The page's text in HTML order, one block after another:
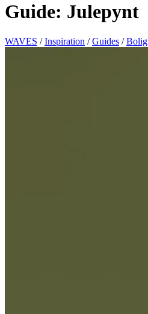
Guide: Julepynt
WAVES /Inspiration /Guides /Bolig